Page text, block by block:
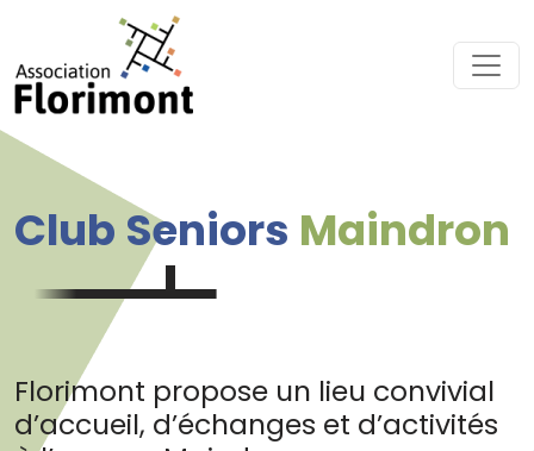
Passer au contenu
Navigation principale
Club Seniors Maindron
Florimont propose un lieu convivial
d’accueil, d’échanges et d’activités